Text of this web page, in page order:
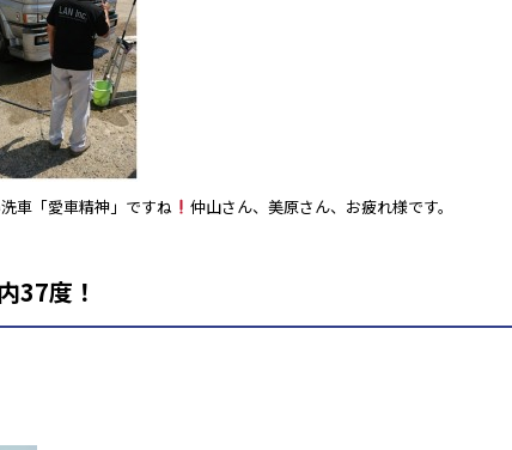
車「愛車精神」ですね 仲山さん、美原さん、お疲れ様です。
37度！